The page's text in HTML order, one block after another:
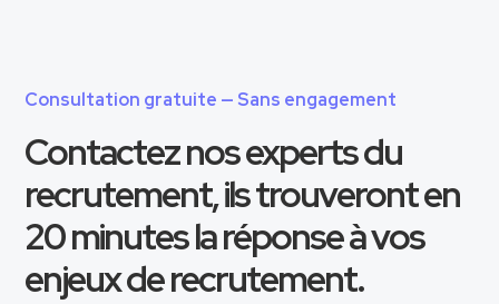
Consultation gratuite — Sans engagement
Contactez nos experts du
recrutement, ils trouveront en
20 minutes la réponse à vos
enjeux de recrutement.